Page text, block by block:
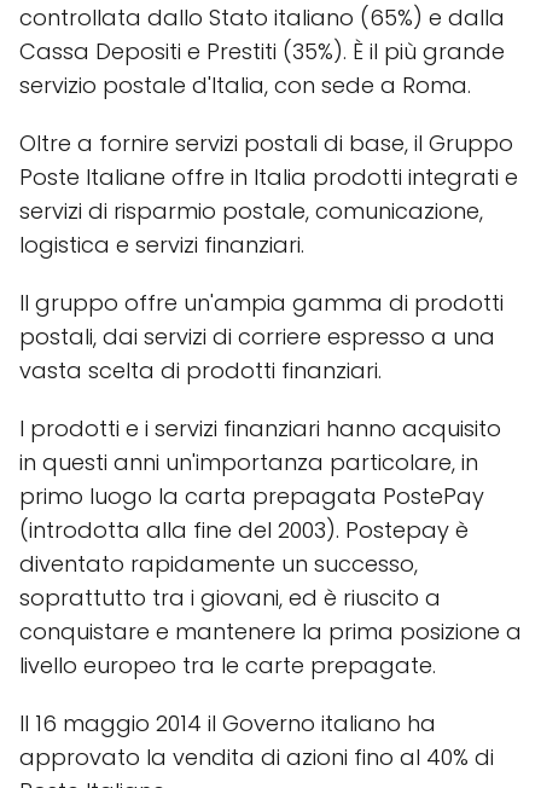
controllata dallo Stato italiano (65%) e dalla
Cassa Depositi e Prestiti (35%). È il più grande
servizio postale d'Italia, con sede a Roma.
Oltre a fornire servizi postali di base, il Gruppo
Poste Italiane offre in Italia prodotti integrati e
servizi di risparmio postale, comunicazione,
logistica e servizi finanziari.
Il gruppo offre un'ampia gamma di prodotti
postali, dai servizi di corriere espresso a una
vasta scelta di prodotti finanziari.
I prodotti e i servizi finanziari hanno acquisito
in questi anni un'importanza particolare, in
primo luogo la carta prepagata PostePay
(introdotta alla fine del 2003). Postepay è
diventato rapidamente un successo,
soprattutto tra i giovani, ed è riuscito a
conquistare e mantenere la prima posizione a
livello europeo tra le carte prepagate.
Il 16 maggio 2014 il Governo italiano ha
approvato la vendita di azioni fino al 40% di